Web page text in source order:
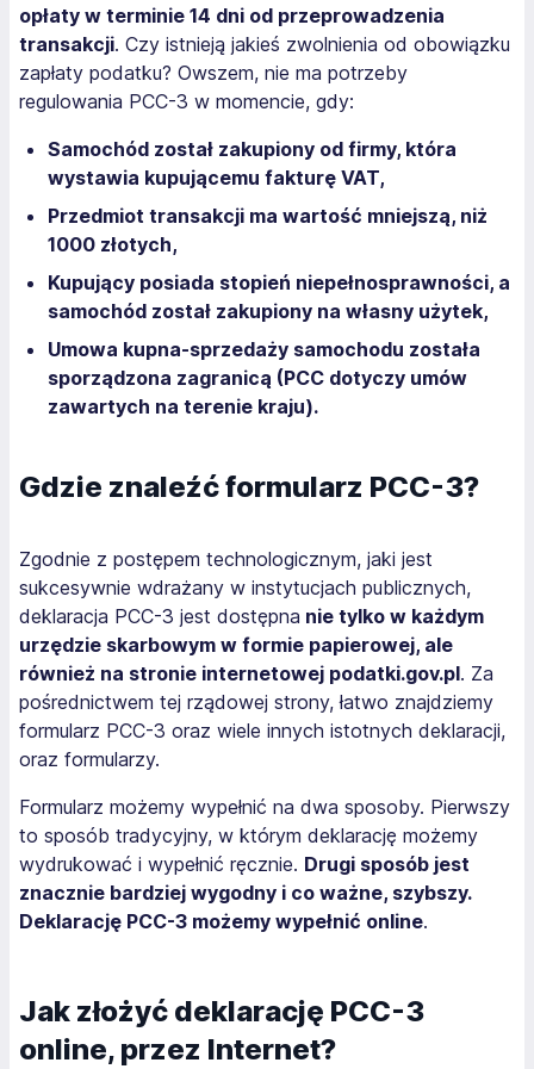
opłaty w terminie 14 dni od przeprowadzenia
transakcji. Czy istnieją jakieś zwolnienia od obowiązku
zapłaty podatku? Owszem, nie ma potrzeby
regulowania PCC-3 w momencie, gdy:
Samochód został zakupiony od firmy, która
wystawia kupującemu fakturę VAT,
Przedmiot transakcji ma wartość mniejszą, niż
1000 złotych,
Kupujący posiada stopień niepełnosprawności, a
samochód został zakupiony na własny użytek,
Umowa kupna-sprzedaży samochodu została
sporządzona zagranicą (PCC dotyczy umów
zawartych na terenie kraju).
Gdzie znaleźć formularz PCC-3?
Zgodnie z postępem technologicznym, jaki jest
sukcesywnie wdrażany w instytucjach publicznych,
deklaracja PCC-3 jest dostępna nie tylko w każdym
urzędzie skarbowym w formie papierowej, ale
również na stronie internetowej podatki.gov.pl. Za
pośrednictwem tej rządowej strony, łatwo znajdziemy
formularz PCC-3 oraz wiele innych istotnych deklaracji,
oraz formularzy.
Formularz możemy wypełnić na dwa sposoby. Pierwszy
to sposób tradycyjny, w którym deklarację możemy
wydrukować i wypełnić ręcznie. Drugi sposób jest
znacznie bardziej wygodny i co ważne, szybszy.
Deklarację PCC-3 możemy wypełnić online.
Jak złożyć deklarację PCC-3
online, przez Internet?